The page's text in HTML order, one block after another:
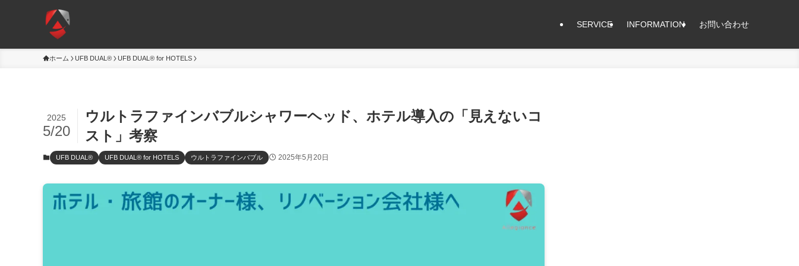
SERVICE INFORMATION お問い合わせ
ホーム UFB DUAL® UFB DUAL® for HOTELS
ウルトラファインバブルシャワーヘッド、ホテル導入の「見えないコ
スト」考察
2025
5/20
UFB DUAL® UFB DUAL® for HOTELS ウルトラファインバブル 2025年5月20日